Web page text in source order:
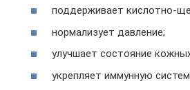
поддерживает кислотно-
нормализует давление;
улучшает состояние
укрепляет иммунную